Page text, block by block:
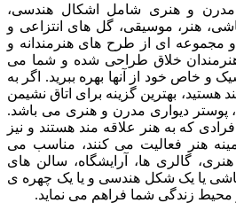
و هنری شامل اشکال هندسی،
هنر، موسیقی، گل های انتزاعی و
مجموعه ای از طرح های هنرمندانه و
خلاق طراحی شده و شما می
و خاص خود از آنها بهره ببرید. اگر به
بهترین گزینه برای اتاق نشیمن
پوستر دیواری مدرن و هنری می باشد.
که به هنر علاقه مند هستند و نیز
هنر فعالیت می کنند، مناسب می
گالری ها، آرایشگاه، سالن های
یا یک شکل هندسی و یا یک چهره ی
محیط زندگی شما فراهم می نماید.